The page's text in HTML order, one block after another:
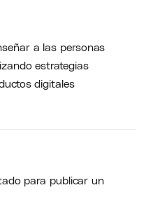
a las personas
estrategias
digitales
para publicar un